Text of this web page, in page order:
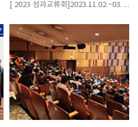
[ 2023 성과교류회]2023.11.02.~03. 가톨릭대학교 성의교정 성의회관 마리아홀